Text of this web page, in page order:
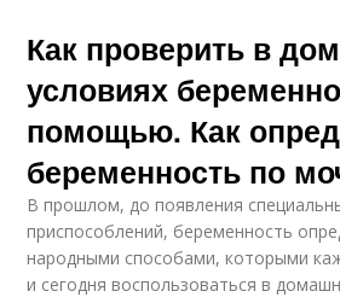
Как проверить в
условиях
помощью. Как
беременность по
В прошлом, до появления
приспособлений, беременность
народными способами, которыми
и сегодня воспользоваться в